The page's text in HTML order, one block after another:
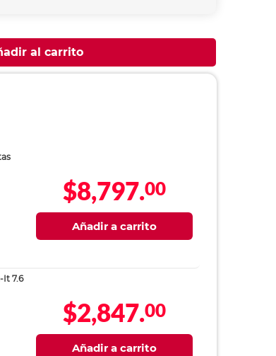
al carrito
$8,797.00
Añadir a carrito
It 7.6
$2,847.00
Añadir a carrito